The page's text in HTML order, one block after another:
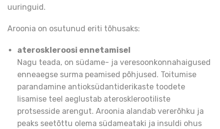
uuringuid.
Aroonia on osutunud eriti tõhusaks:
ateroskleroosi ennetamisel
Nagu teada, on südame- ja veresoonkonnahaigused
enneaegse surma peamised põhjused. Toitumise
parandamine antioksüdantiderikaste toodete
lisamise teel aeglustab aterosklerootiliste
protsesside arengut. Aroonia alandab vererõhku ja
peaks seetõttu olema südameataki ja insuldi ohus